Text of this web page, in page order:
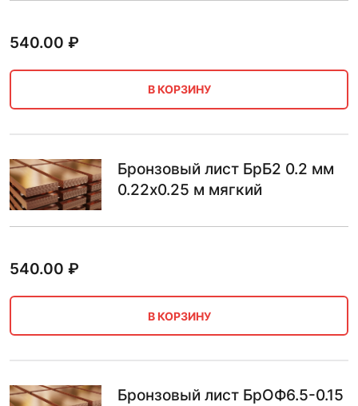
540.00 ₽
В КОРЗИНУ
Бронзовый лист БрБ2 0.2 мм
0.22х0.25 м мягкий
540.00 ₽
В КОРЗИНУ
Бронзовый лист БрОФ6.5-0.15